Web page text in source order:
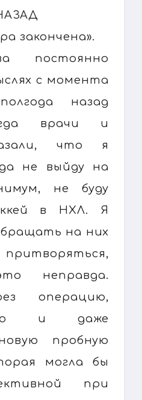
закончена».
постоянно
с момента
назад
врачи и
что я
не выйду на
не буду
в НХЛ. Я
на них
неправда.
операцию,
и даже
пробную
могла бы
при